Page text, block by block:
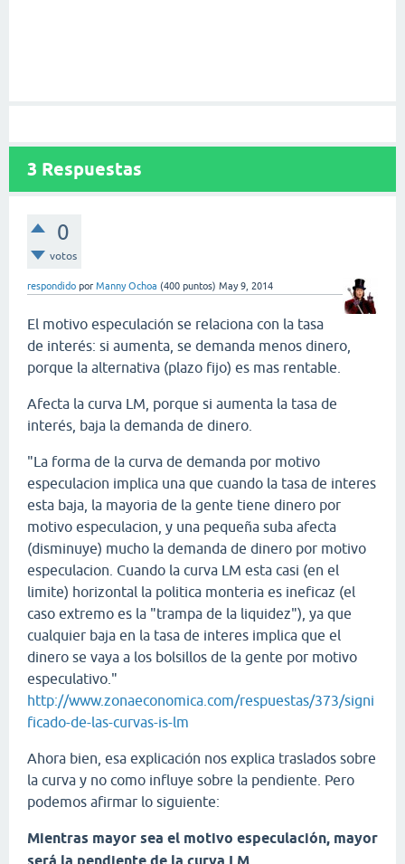
3 Respuestas
0
votos
respondido por Manny Ochoa (400 puntos) May 9, 2014
El motivo especulación se relaciona con la tasa
de interés: si aumenta, se demanda menos dinero,
porque la alternativa (plazo fijo) es mas rentable.
Afecta la curva LM, porque si aumenta la tasa de
interés, baja la demanda de dinero.
"La forma de la curva de demanda por motivo
especulacion implica una que cuando la tasa de interes
esta baja, la mayoria de la gente tiene dinero por
motivo especulacion, y una pequeña suba afecta
(disminuye) mucho la demanda de dinero por motivo
especulacion. Cuando la curva LM esta casi (en el
limite) horizontal la politica monteria es ineficaz (el
caso extremo es la "trampa de la liquidez"), ya que
cualquier baja en la tasa de interes implica que el
dinero se vaya a los bolsillos de la gente por motivo
especulativo."
http://www.zonaeconomica.com/respuestas/373/signi
ficado-de-las-curvas-is-lm
Ahora bien, esa explicación nos explica traslados sobre
la curva y no como influye sobre la pendiente. Pero
podemos afirmar lo siguiente:
Mientras mayor sea el motivo especulación, mayor